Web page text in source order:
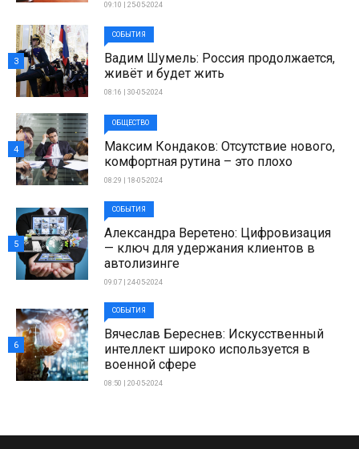
09:10 | 25-05-2024
СОБЫТИЯ
Вадим Шумель: Россия продолжается,
живёт и будет жить
08:16 | 30-05-2024
3
ОБЩЕСТВО
Максим Кондаков: Отсутствие нового,
комфортная рутина – это плохо
08:29 | 18-05-2024
4
СОБЫТИЯ
Александра Веретено: Цифровизация
— ключ для удержания клиентов в
автолизинге
09:07 | 24-05-2024
5
СОБЫТИЯ
Вячеслав Береснев: Искусственный
интеллект широко используется в
военной сфере
08:50 | 20-05-2024
6